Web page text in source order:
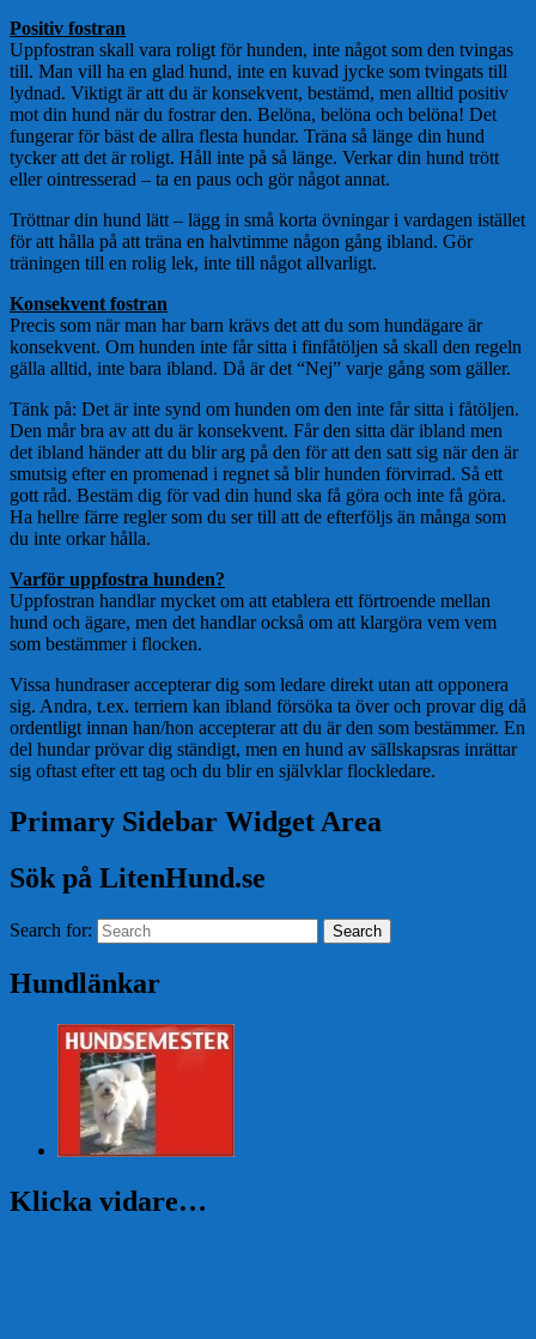
Positiv fostran
Uppfostran skall vara roligt för hunden, inte något som den tvingas
till. Man vill ha en glad hund, inte en kuvad jycke som tvingats till
lydnad. Viktigt är att du är konsekvent, bestämd, men alltid positiv
mot din hund när du fostrar den. Belöna, belöna och belöna! Det
fungerar för bäst de allra flesta hundar. Träna så länge din hund
tycker att det är roligt. Håll inte på så länge. Verkar din hund trött
eller ointresserad – ta en paus och gör något annat.
Tröttnar din hund lätt – lägg in små korta övningar i vardagen istället
för att hålla på att träna en halvtimme någon gång ibland. Gör
träningen till en rolig lek, inte till något allvarligt.
Konsekvent fostran
Precis som när man har barn krävs det att du som hundägare är
konsekvent. Om hunden inte får sitta i finfåtöljen så skall den regeln
gälla alltid, inte bara ibland. Då är det “Nej” varje gång som gäller.
Tänk på: Det är inte synd om hunden om den inte får sitta i fåtöljen.
Den mår bra av att du är konsekvent. Får den sitta där ibland men
det ibland händer att du blir arg på den för att den satt sig när den är
smutsig efter en promenad i regnet så blir hunden förvirrad. Så ett
gott råd. Bestäm dig för vad din hund ska få göra och inte få göra.
Ha hellre färre regler som du ser till att de efterföljs än många som
du inte orkar hålla.
Varför uppfostra hunden?
Uppfostran handlar mycket om att etablera ett förtroende mellan
hund och ägare, men det handlar också om att klargöra vem vem
som bestämmer i flocken.
Vissa hundraser accepterar dig som ledare direkt utan att opponera
sig. Andra, t.ex. terriern kan ibland försöka ta över och provar dig då
ordentligt innan han/hon accepterar att du är den som bestämmer. En
del hundar prövar dig ständigt, men en hund av sällskapsras inrättar
sig oftast efter ett tag och du blir en självklar flockledare.
Primary Sidebar Widget Area
Sök på LitenHund.se
Search for: Search
Hundlänkar
Klicka vidare…